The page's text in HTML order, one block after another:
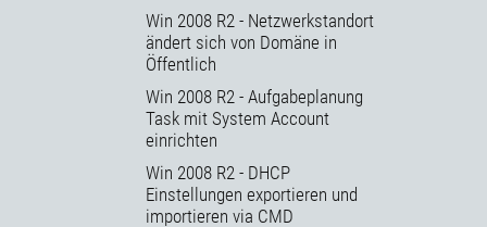
Win 2008 R2 - Netzwerkstandort
ändert sich von Domäne in
Öffentlich
Win 2008 R2 - Aufgabeplanung
Task mit System Account
einrichten
Win 2008 R2 - DHCP
Einstellungen exportieren und
importieren via CMD